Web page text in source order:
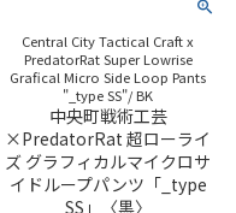
Central City Tactical Craft x
PredatorRat Super Lowrise
Grafical Micro Side Loop Pants
"_type SS"/ BK
中央町戦術工芸
×PredatorRat 超ローライ
ズ グラフィカルマイクロサ
イドループパンツ「_type
SS」〈黒〉